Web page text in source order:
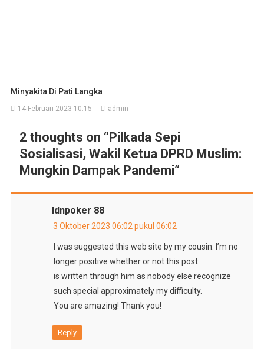
Minyakita Di Pati Langka
14 Februari 2023 10:15 admin
2 thoughts on “ Pilkada Sepi
Sosialisasi, Wakil Ketua DPRD Muslim:
Mungkin Dampak Pandemi”
Idnpoker 88
3 Oktober 2023 06:02 pukul 06:02
I was suggested this web site by my cousin. I’m no
longer positive whether or not this post
is written through him as nobody else recognize
such special approximately my difficulty.
You are amazing! Thank you!
Reply